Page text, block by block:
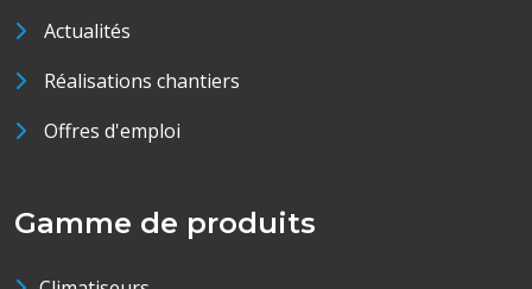
Actualités
Réalisations chantiers
Offres d'emploi
Gamme de produits